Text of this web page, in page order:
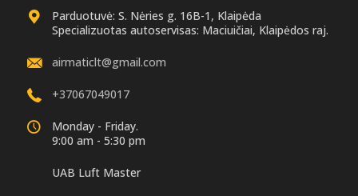
Parduotuvė: S. Nėries g. 16B-1, Klaipėda
Specializuotas autoservisas: Maciuičiai, Klaipėdos raj.
airmaticlt@gmail.com
+37067049017
Monday - Friday.
9:00 am - 5:30 pm
UAB Luft Master